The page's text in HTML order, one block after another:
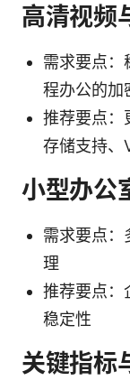
高清视频
需求要点：
程办公的加
推荐要点：
存储支持、
小型办公
需求要点：
理
推荐要点：
稳定性
关键指标